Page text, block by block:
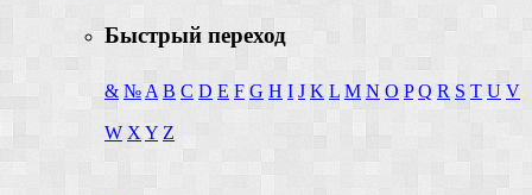
Быстрый переход
& № A B C D E F G H I J K L M N O P Q R S T U V
W X Y Z